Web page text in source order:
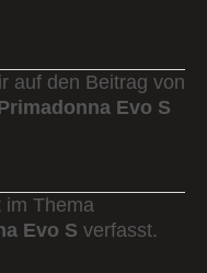
auf den Beitrag von
Evo S
im Thema
Evo S verfasst.